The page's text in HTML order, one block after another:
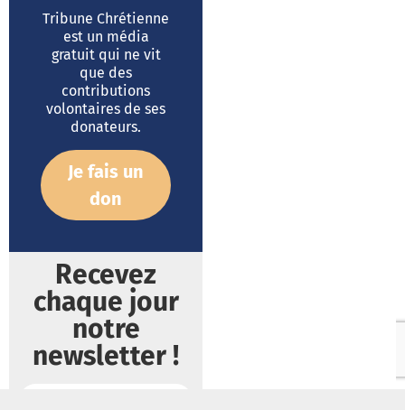
Tribune Chrétienne
est un média
gratuit qui ne vit
que des
contributions
volontaires de ses
donateurs.
Je fais un
don
Recevez
chaque jour
notre
newsletter !